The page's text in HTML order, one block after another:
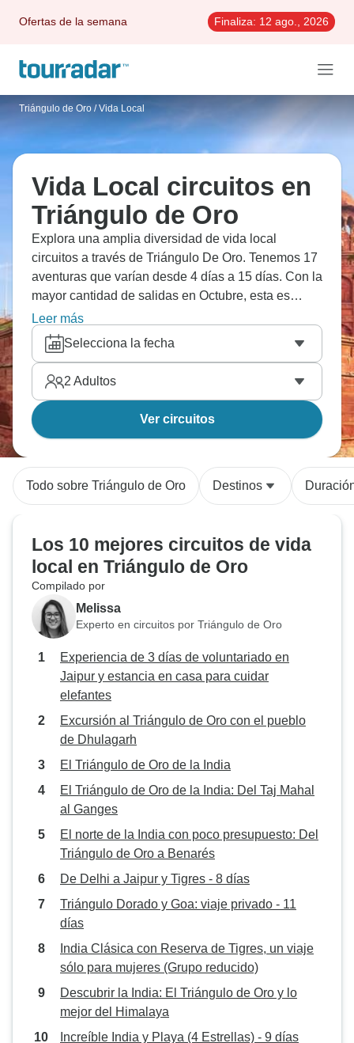
Ofertas de la semana Finaliza: 12 ago., 2026
Triángulo de Oro / Vida Local
Vida Local circuitos en
Triángulo de Oro
Explora una amplia diversidad de vida local
circuitos a través de Triángulo De Oro. Tenemos 17
aventuras que varían desde 4 días a 15 días. Con la
mayor cantidad de salidas en Octubre, esta es
también la época más popular del año.
Leer más
Selecciona la fecha
2 Adultos
Ver circuitos
Todo sobre Triángulo de Oro Destinos
Los 10 mejores circuitos de vida
local en Triángulo de Oro
Compilado por
Melissa
Experto en circuitos por Triángulo de Oro
Experiencia de 3 días de voluntariado en
Jaipur y estancia en casa para cuidar
elefantes
Excursión al Triángulo de Oro con el pueblo
de Dhulagarh
El Triángulo de Oro de la India
El Triángulo de Oro de la India: Del Taj Mahal
al Ganges
El norte de la India con poco presupuesto: Del
Triángulo de Oro a Benarés
De Delhi a Jaipur y Tigres - 8 días
Triángulo Dorado y Goa: viaje privado - 11
días
India Clásica con Reserva de Tigres, un viaje
sólo para mujeres (Grupo reducido)
Descubrir la India: El Triángulo de Oro y lo
mejor del Himalaya
Increíble India y Playa (4 Estrellas) - 9 días